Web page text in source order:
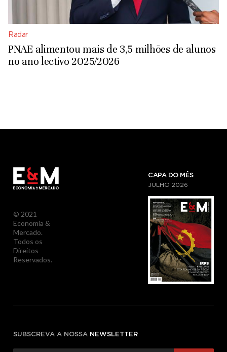
Radar
PNAE alimentou mais de 3,5 milhões de alunos
no ano lectivo 2025/2026
© 2021
Economia &
Mercado.
Todos os
Direitos
Reservados.
CAPA DO MÊS
JULHO 2026
SUBSCREVA A NOSSA NEWSLETTER